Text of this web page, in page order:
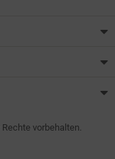
vorbehalten.